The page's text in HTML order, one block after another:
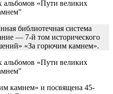
библиотечная система
— 7-й том исторического
«За горючим камнем».
камнем» и посвящена 45-